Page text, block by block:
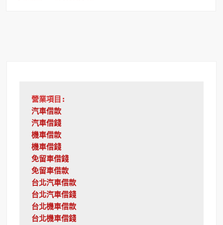
營業項目:
汽車借款
汽車借錢
機車借款
機車借錢
免留車借錢
免留車借款
台北汽車借款
台北汽車借錢
台北機車借款
台北機車借錢